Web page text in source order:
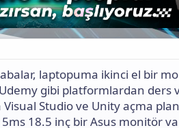
ı
laptopuma ikinci el bir
gibi platformlardan ders
Studio ve Unity açma
18.5 inç bir Asus monitör